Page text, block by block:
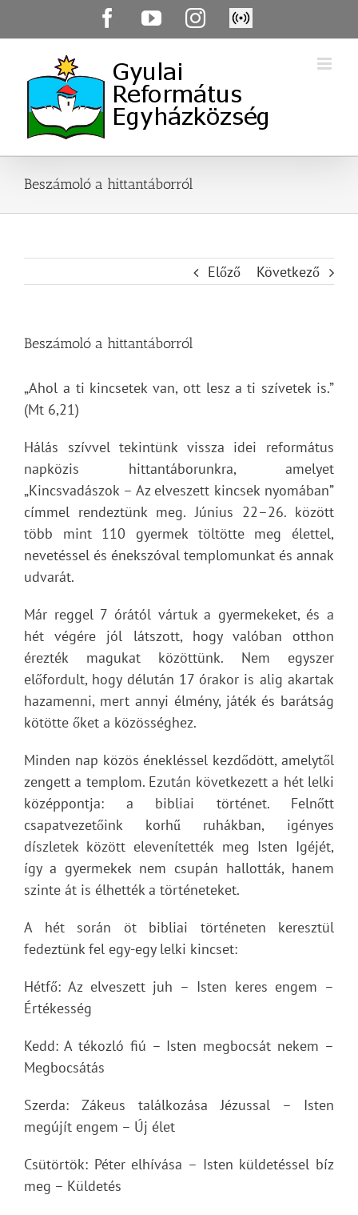
FacebookYouTubeInstagram
Élő
közvetítés
Beszámoló a hittantáborról
Előző Következő
Beszámoló a hittantáborról
„Ahol a ti kincsetek van, ott lesz a ti szívetek is.”
(Mt 6,21)
Hálás szívvel tekintünk vissza idei református
napközis hittantáborunkra, amelyet
„Kincsvadászok – Az elveszett kincsek nyomában”
címmel rendeztünk meg. Június 22–26. között
több mint 110 gyermek töltötte meg élettel,
nevetéssel és énekszóval templomunkat és annak
udvarát.
Már reggel 7 órától vártuk a gyermekeket, és a
hét végére jól látszott, hogy valóban otthon
érezték magukat közöttünk. Nem egyszer
előfordult, hogy délután 17 órakor is alig akartak
hazamenni, mert annyi élmény, játék és barátság
kötötte őket a közösséghez.
Minden nap közös énekléssel kezdődött, amelytől
zengett a templom. Ezután következett a hét lelki
középpontja: a bibliai történet. Felnőtt
csapatvezetőink korhű ruhákban, igényes
díszletek között elevenítették meg Isten Igéjét,
így a gyermekek nem csupán hallották, hanem
szinte át is élhették a történeteket.
A hét során öt bibliai történeten keresztül
fedeztünk fel egy-egy lelki kincset:
Hétfő: Az elveszett juh – Isten keres engem –
Értékesség
Kedd: A tékozló fiú – Isten megbocsát nekem –
Megbocsátás
Szerda: Zákeus találkozása Jézussal – Isten
megújít engem – Új élet
Csütörtök: Péter elhívása – Isten küldetéssel bíz
meg – Küldetés